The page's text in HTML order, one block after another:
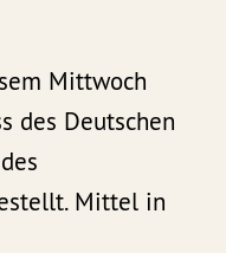
Mittwoch
des Deutschen
Mittel in